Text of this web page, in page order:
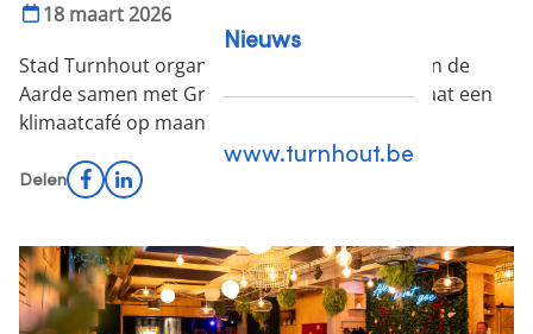
Nieuws
www.turnhout.be
18 maart 2026
Stad Turnhout organiseert
tijdens de Week van de
Aardesamen met Grootouders voor het Klimaat een
klimaatcafé op maandag 20 april.
Delen Facebook